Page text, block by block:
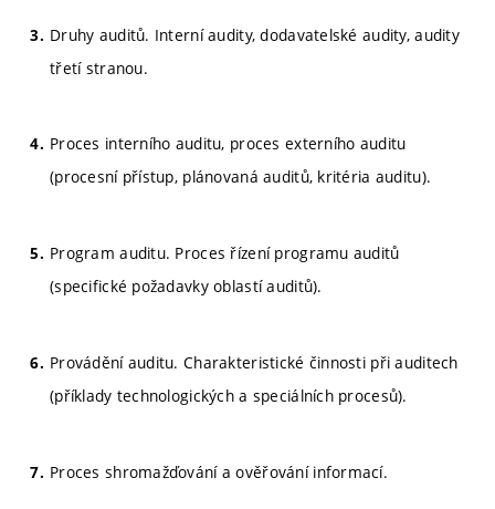
Druhy auditů. Interní audity, dodavatelské audity, audity
třetí stranou.
Proces interního auditu, proces externího auditu
(procesní přístup, plánovaná auditů, kritéria auditu).
Program auditu. Proces řízení programu auditů
(specifické požadavky oblastí auditů).
Provádění auditu. Charakteristické činnosti při auditech
(příklady technologických a speciálních procesů).
Proces shromažďování a ověřování informací.